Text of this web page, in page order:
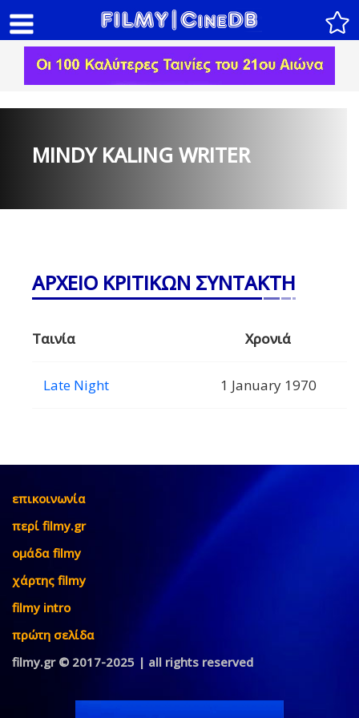
MINDY KALING WRITER
ΑΡΧΕΙΟ ΚΡΙΤΙΚΩΝ ΣΥΝΤΑΚΤΗ
Ταινία Χρονιά
Late Night 1 January 1970
επικοινωνία
περί filmy.gr
ομάδα filmy
χάρτης filmy
filmy intro
πρώτη σελίδα
filmy.gr © 2017-2025 | all rights reserved